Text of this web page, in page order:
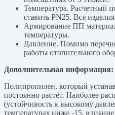
Температура. Расчетный
ставить PN25. Все
Армирование ПП
температуры.
Давление. Помимо
работы отопительного
Дополнительная информация:
Полипропилен, который
постоянно растёт. Наиболее
(устойчивость к высокому
температурах ниже -15, влияние